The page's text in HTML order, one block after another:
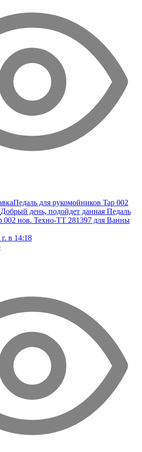
Педаль для рукомойников Tap 002
Добрый день, подойдет данная Педаль
002 нов. Техно-ТТ 281397 для Ванны
в 14:18